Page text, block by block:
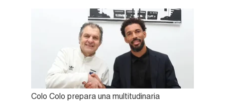
Colo Colo prepara una multitudinaria